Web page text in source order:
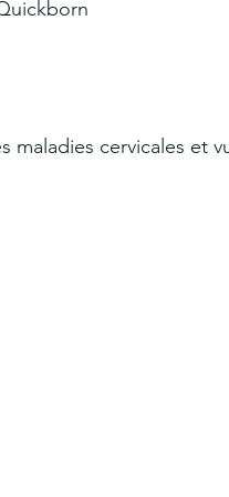
cervicales et